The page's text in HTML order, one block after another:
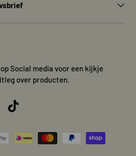
Social media voor een kijkje
over producten.
TikTok